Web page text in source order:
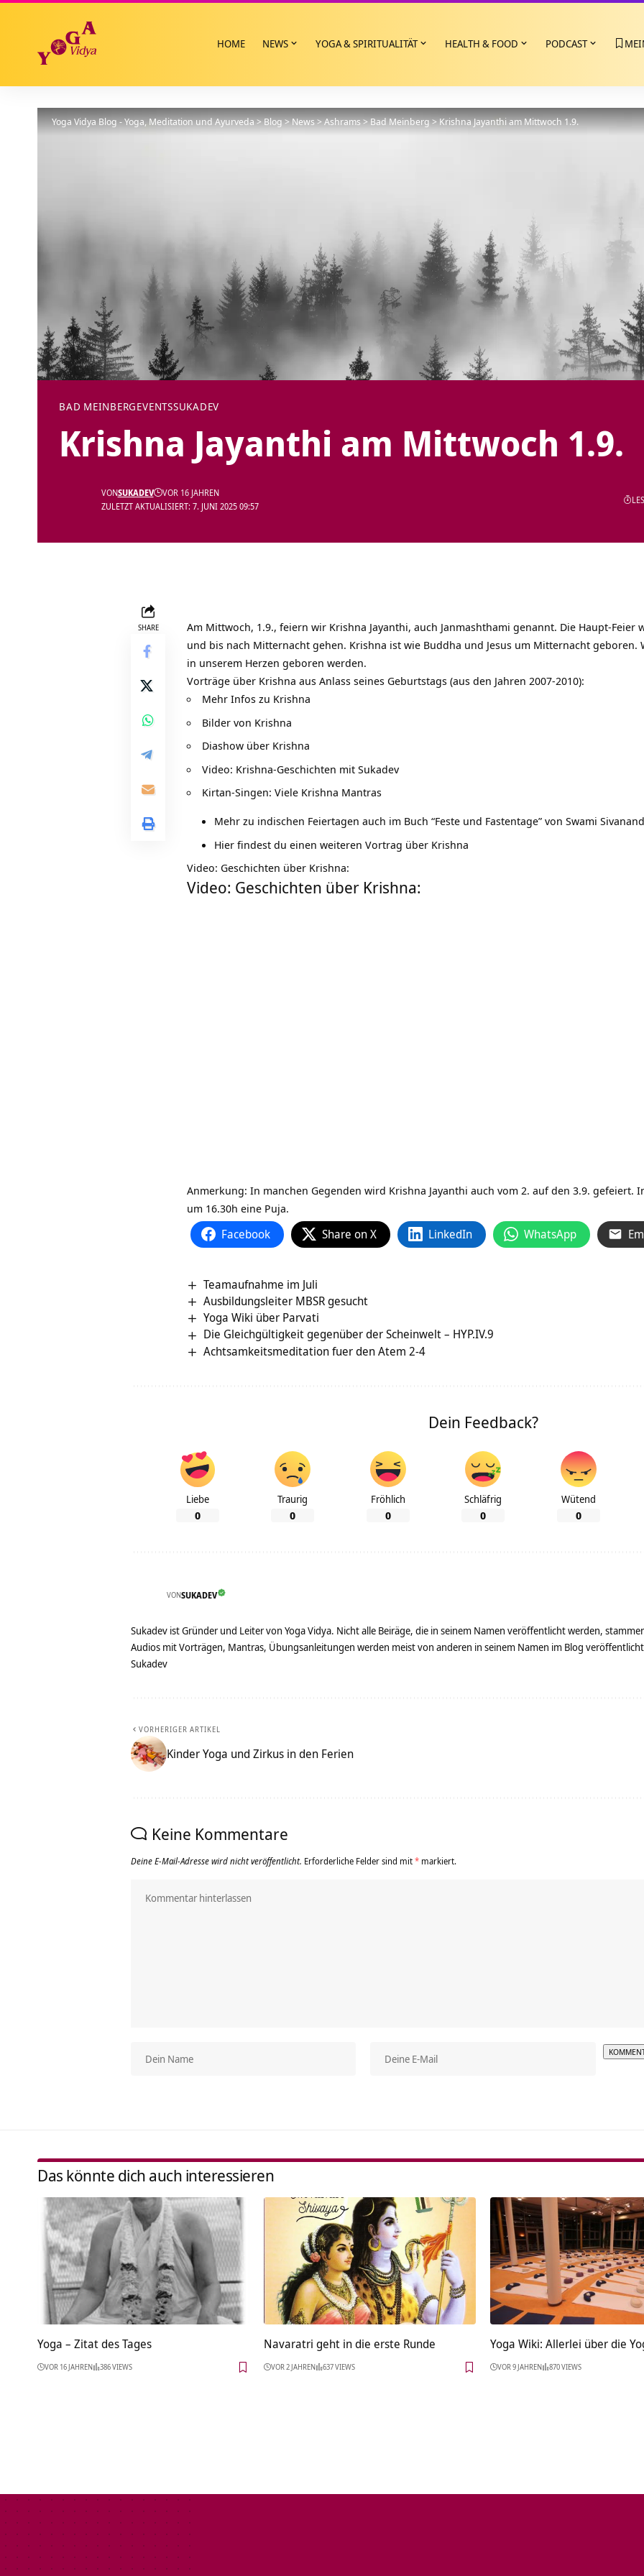
HOME NEWS YOGA & SPIRITUALITÄT HEALTH & FOOD PODCAST
Yoga Vidya Blog - Yoga, Meditation und Ayurveda>Blog>News>Ashrams>Bad Meinberg>Krishna Jayanthi am Mittwoch 1.9.
BAD MEINBERGEVENTSSUKADEV
Krishna Jayanthi am Mittwoch 1.9.
ZULETZT AKTUALISIERT: 7. JUNI 2025 09:57
VONSUKADEV VOR 16 JAHREN
SHARE
Am Mittwoch, 1.9., feiern wir Krishna Jayanthi, auch Janmashthami genannt. Die Haupt-
und bis nach Mitternacht gehen. Krishna ist wie Buddha und Jesus um Mitternacht
in unserem Herzen geboren werden.
Vorträge über Krishna aus Anlass seines Geburtstags (aus den Jahren 2007-2010):
Mehr Infos zu Krishna
Bilder von Krishna
Diashow über Krishna
Video: Krishna-Geschichten mit Sukadev
Kirtan-Singen: Viele Krishna Mantras
Mehr zu indischen Feiertagen auch im Buch “Feste und Fastentage” von Swami
Hier findest du einen weiteren Vortrag über Krishna
Video: Geschichten über Krishna:
Video: Geschichten über Krishna:
Anmerkung: In manchen Gegenden wird Krishna Jayanthi auch vom 2. auf den 3.9. gefeiert.
um 16.30h eine Puja.
Facebook Share on X LinkedIn WhatsApp
Teamaufnahme im Juli
Ausbildungsleiter MBSR gesucht
Yoga Wiki über Parvati
Die Gleichgültigkeit gegenüber der Scheinwelt – HYP.IV.9
Achtsamkeitsmeditation fuer den Atem 2-4
Dein Feedback?
Liebe
0
Traurig
0
Fröhlich
0
Schläfrig
0
Wütend
0
VONSUKADEV
Sukadev ist Gründer und Leiter von Yoga Vidya. Nicht alle Beiräge, die in seinem Namen veröffentlicht werden,
Audios mit Vorträgen, Mantras, Übungsanleitungen werden meist von anderen in seinem Namen im Blog
Sukadev
VORHERIGER ARTIKEL
Kinder Yoga und Zirkus in den Ferien
Keine Kommentare
Deine E-Mail-Adresse wird nicht veröffentlicht. Erforderliche Felder sind mit* markiert.
Das könnte dich auch interessieren
Yoga – Zitat des Tages
VOR 16 JAHREN 386 VIEWS
Navaratri geht in die erste Runde
VOR 2 JAHREN 637 VIEWS
Yoga Wiki: Allerlei über die
VOR 9 JAHREN 870 VIEWS